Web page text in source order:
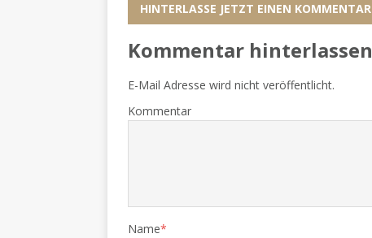
HINTERLASSE JETZT EINEN KOMMENTAR
Kommentar hinterlassen
E-Mail Adresse wird nicht veröffentlicht.
Kommentar
Name*